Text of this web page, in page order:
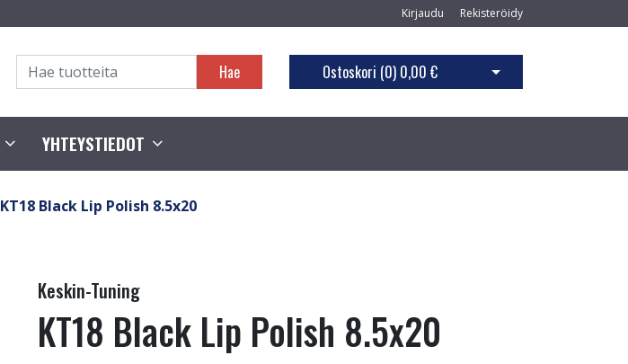
Kirjaudu Rekisteröidy
Hae Ostoskori (0) 0,00 € Avaa ostoskori
YHTEYSTIEDOT
KT18 Black Lip Polish 8.5x20
Keskin-Tuning
KT18 Black Lip Polish 8.5x20